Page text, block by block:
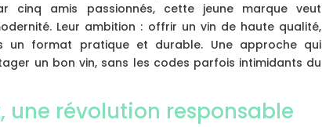
cinq amis passionnés, cette jeune marque veut
Leur ambition : offrir un vin de haute qualité,
un format pratique et durable. Une approche qui
un bon vin, sans les codes parfois intimidants du
une révolution responsable